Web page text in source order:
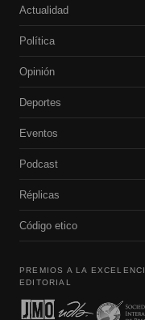
Actualidad
Política
Opinión
Deportes
Eventos
Podcast
Réplicas
Código etico
PREMIOS A LA
EDITORIAL